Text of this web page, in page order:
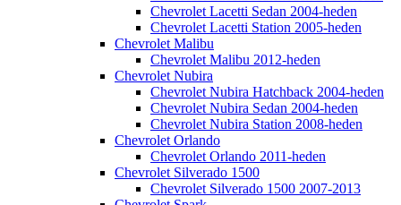
Chevrolet Lacetti Sedan 2004-heden
Chevrolet Lacetti Station 2005-heden
Chevrolet Malibu
Chevrolet Malibu 2012-heden
Chevrolet Nubira
Chevrolet Nubira Hatchback 2004-heden
Chevrolet Nubira Sedan 2004-heden
Chevrolet Nubira Station 2008-heden
Chevrolet Orlando
Chevrolet Orlando 2011-heden
Chevrolet Silverado 1500
Chevrolet Silverado 1500 2007-2013